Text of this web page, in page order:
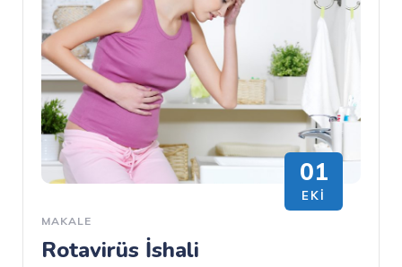
01
EKI
MAKALE
Rotavirüs İshali